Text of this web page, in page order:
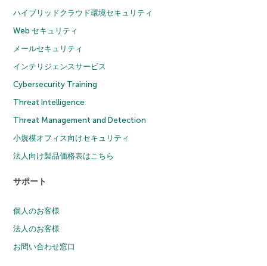
ハイブリッドクラウド環境セキュリティ
Web セキュリティ
メールセキュリティ
インテリジェンスサービス
Cybersecurity Training
Threat Intelligence
Threat Management and Detection
小規模オフィス向けセキュリティ
法人向け製品価格表はこちら
サポート
個人のお客様
法人のお客様
お問い合わせ窓口